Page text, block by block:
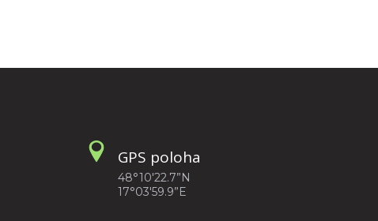
GPS poloha
48°10'22.7”N
17°03'59.9”E